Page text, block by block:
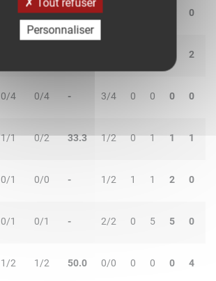
0/4 11.1 4/4 0
2
0/4 0/4 - 3/4 0 0 0 0
1/1 0/2 33.3 1/2 0 1 1 1
0/1 0/0 - 1/2 1 1 2 0
0/1 0/1 - 2/2 0 5 5 0
1/2 1/2 50.0 0/0 0 0 0 4
Tout refuser
Personnaliser